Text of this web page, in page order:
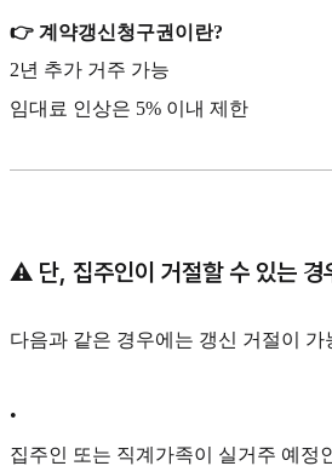
👉 계약갱신청구권이란?
2년 추가 거주 가능
임대료 인상은 5% 이내 제한
⚠️ 단, 집주인이 거절할 수 있는 경
다음과 같은 경우에는 갱신 거절이 가
•
집주인 또는 직계가족이 실거주 예정